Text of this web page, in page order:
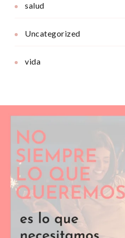
salud
Uncategorized
vida